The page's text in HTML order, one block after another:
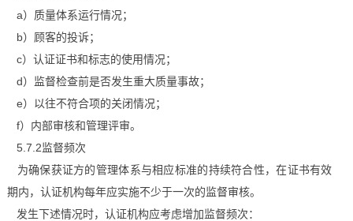
a）质量体系运行情况；
b）顾客的投诉；
c）认证证书和标志的使用情况；
d）监督检查前是否发生重大质量事故；
e）以往不符合项的关闭情况；
f）内部审核和管理评审。
5.7.2监督频次
为确保获证方的管理体系与相应标准的持续符合性，在证书有效
期内，认证机构每年应实施不少于一次的监督审核。
发生下述情况时，认证机构应考虑增加监督频次：